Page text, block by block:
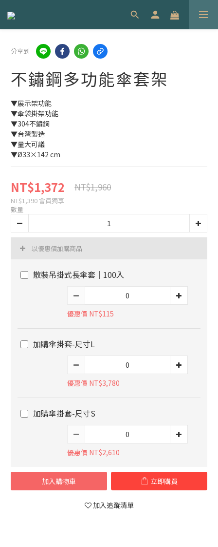
分享到
不鏽鋼多功能傘套架
▼展示架功能
▼傘袋掛架功能
▼304不鏽鋼
▼台灣製造
▼量大可議
▼Ø33×142 cm
NT$1,372 NT$1,960
NT$1,390 會員獨享
數量
以優惠價加購商品
散裝吊掛式長傘套｜100入
優惠價 NT$115
加購傘掛套-尺寸L
優惠價 NT$3,780
加購傘掛套-尺寸S
優惠價 NT$2,610
加入購物車 立即購買
加入追蹤清單